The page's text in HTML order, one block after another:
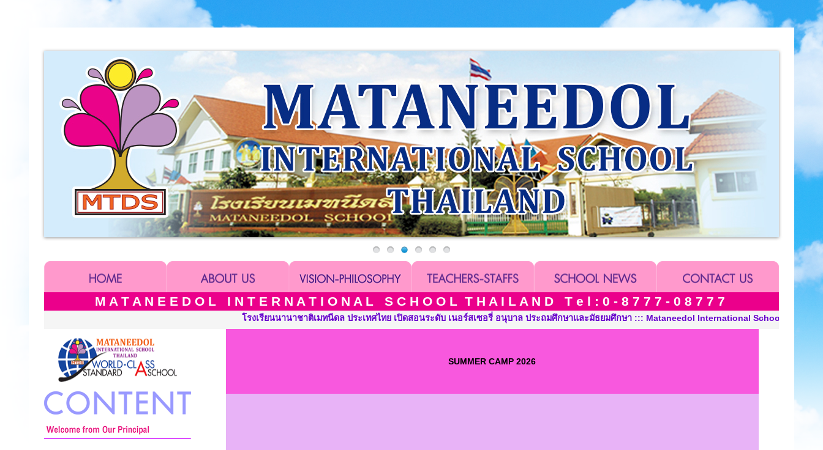
M A T A N E E D O L I N T E R N A T I O N A L S C H O O L T H A I L A N D T e l : 0 - 8 7 7 7 - 0 8 7 7 7
โรงเรียนนานาชาติเมทนีดล ประเทศไทย เปิดสอนระดับ เนอร์สเซอรี่ อนุบาล ประถมศึกษาและมัธยมศึกษา ::: Mataneedol International School Thailand, Pre-
SUMMER CAMP 2026